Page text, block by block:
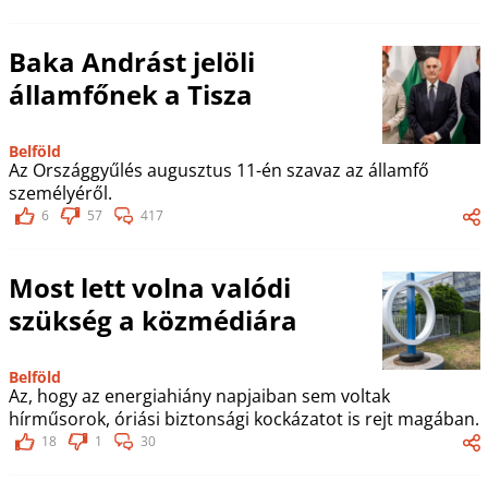
Baka Andrást jelöli
államfőnek a Tisza
Belföld
Az Országgyűlés augusztus 11-én szavaz az államfő
személyéről.
6 57 417
Most lett volna valódi
szükség a közmédiára
Belföld
Az, hogy az energiahiány napjaiban sem voltak
hírműsorok, óriási biztonsági kockázatot is rejt magában.
18 1 30